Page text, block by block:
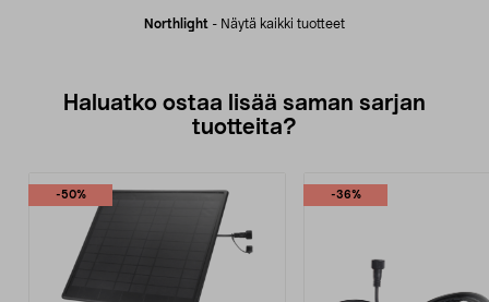
Northlight - Näytä kaikki tuotteet
Haluatko ostaa lisää saman sarjan
tuotteita?
-50% -36%